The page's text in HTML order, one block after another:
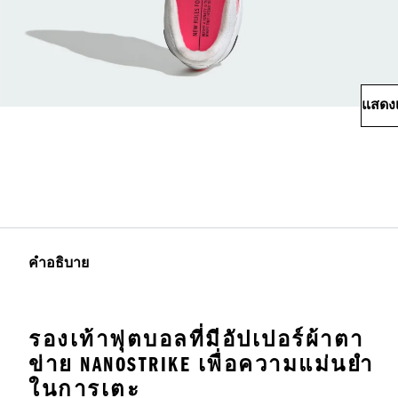
แสดง
คำอธิบาย
รองเท้าฟุตบอลที่มีอัปเปอร์ผ้าตา
ข่าย NANOSTRIKE เพื่อความแม่นยำ
ในการเตะ